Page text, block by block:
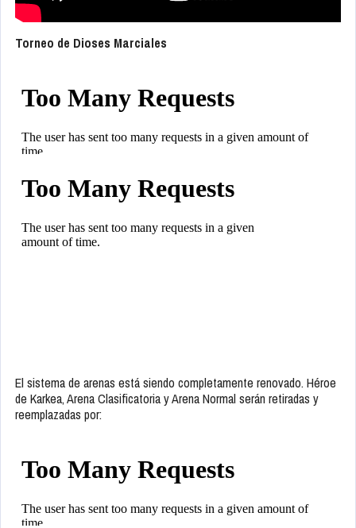
Torneo de Dioses Marciales
El sistema de arenas está siendo completamente renovado. Héroe
de Karkea, Arena Clasificatoria y Arena Normal serán retiradas y
reemplazadas por: